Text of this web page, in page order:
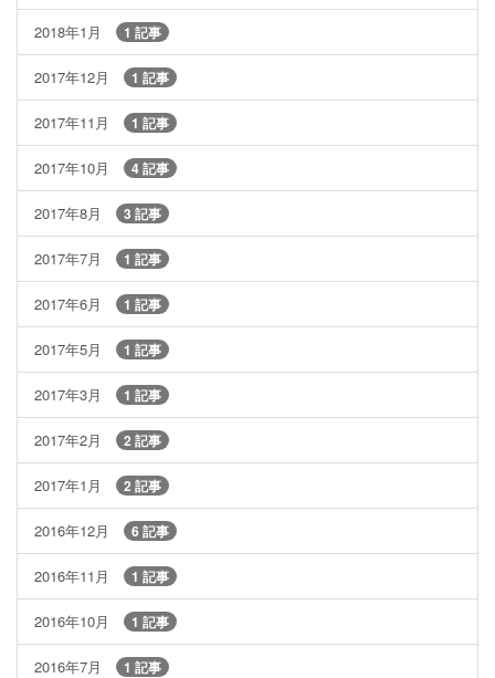
2018年1月 1 記事
2017年12月 1 記事
2017年11月 1 記事
2017年10月 4 記事
2017年8月 3 記事
2017年7月 1 記事
2017年6月 1 記事
2017年5月 1 記事
2017年3月 1 記事
2017年2月 2 記事
2017年1月 2 記事
2016年12月 6 記事
2016年11月 1 記事
2016年10月 1 記事
2016年7月 1 記事